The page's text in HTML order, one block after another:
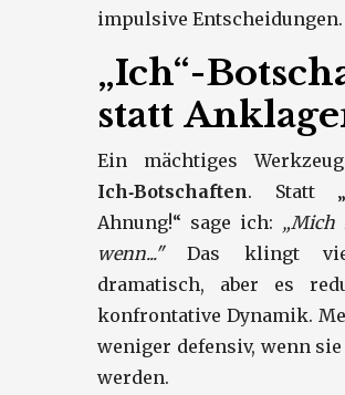
impulsive Entscheidungen.
„Ich“-
statt
Ein mächtiges
Ich‑Botschaften. Statt
Ahnung!“ sage ich: „Mich
wenn..."Das klingt
dramatisch, aber es
konfrontative Dynamik.
weniger defensiv, wenn
werden.